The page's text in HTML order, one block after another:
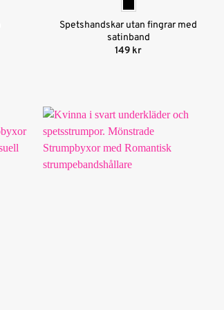
Spetshandskar utan fingrar med
satinband
149 kr